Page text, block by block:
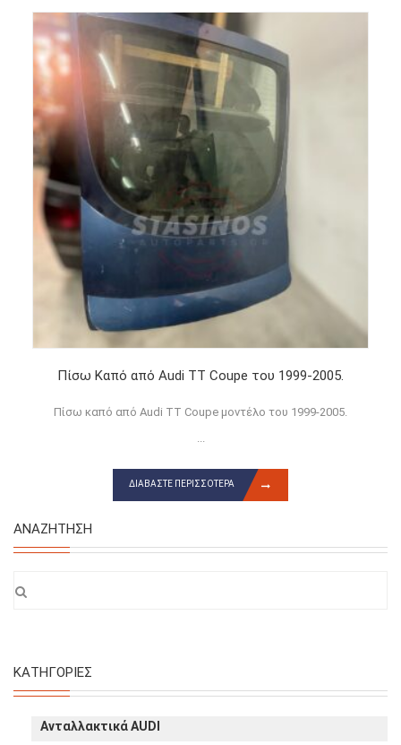
Πίσω Καπό από Audi TT Coupe του 1999-2005.
Πίσω καπό από Audi TT Coupe μοντέλο του 1999-2005.
...
ΔΙΑΒΆΣΤΕ ΠΕΡΙΣΣΌΤΕΡΑ
ΑΝΑΖΉΤΗΣΗ
ΚΑΤΗΓΟΡΊΕΣ
Ανταλλακτικά AUDI